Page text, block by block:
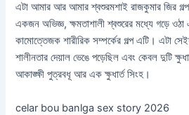
এটা আমার আর আমার শ্বশুরমশাই রাজকুমার জির
একজন অভিজ্ঞ, ক্ষমতাশালী শ্বশুরের মধ্যে গড়ে
কামোত্তেজক শারীরিক সম্পর্কের গল্প এটি। এটা
শালীনতার দেয়াল ভেঙে পড়েছিল এবং কেবল দুটি
আকাঙ্ক্ষী পুত্রবধূ আর এক ক্ষুধার্ত সিংহ।
celar bou banlga sex story 2026